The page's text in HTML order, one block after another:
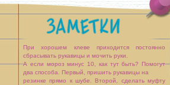
При хорошем клеве приходится постоянно
сбрасывать рукавицы и мочить руки.
А если мороз минус 10, как тут быть? Помогут
два способа. Первый, пришить рукавицы на
резинке прямо к шубе. Второй, сделать муфту